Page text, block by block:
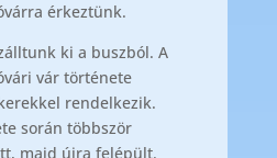
érkeztünk.
ki a buszból. A
vár története
rendelkezik.
során többször
majd újra felépült.